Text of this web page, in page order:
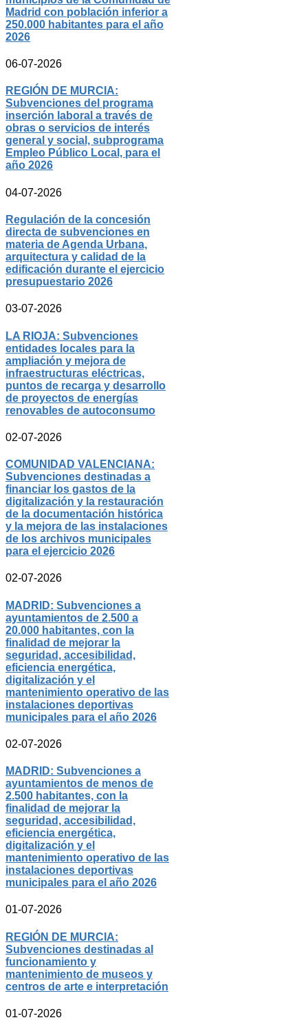
Madrid con población inferior a
250.000 habitantes para el año
2026
06-07-2026
REGIÓN DE MURCIA:
Subvenciones del programa
inserción laboral a través de
obras o servicios de interés
general y social, subprograma
Empleo Público Local, para el
año 2026
04-07-2026
Regulación de la concesión
directa de subvenciones en
materia de Agenda Urbana,
arquitectura y calidad de la
edificación durante el ejercicio
presupuestario 2026
03-07-2026
LA RIOJA: Subvenciones
entidades locales para la
ampliación y mejora de
infraestructuras eléctricas,
puntos de recarga y desarrollo
de proyectos de energías
renovables de autoconsumo
02-07-2026
COMUNIDAD VALENCIANA:
Subvenciones destinadas a
financiar los gastos de la
digitalización y la restauración
de la documentación histórica
y la mejora de las instalaciones
de los archivos municipales
para el ejercicio 2026
02-07-2026
MADRID: Subvenciones a
ayuntamientos de 2.500 a
20.000 habitantes, con la
finalidad de mejorar la
seguridad, accesibilidad,
eficiencia energética,
digitalización y el
mantenimiento operativo de las
instalaciones deportivas
municipales para el año 2026
02-07-2026
MADRID: Subvenciones a
ayuntamientos de menos de
2.500 habitantes, con la
finalidad de mejorar la
seguridad, accesibilidad,
eficiencia energética,
digitalización y el
mantenimiento operativo de las
instalaciones deportivas
municipales para el año 2026
01-07-2026
REGIÓN DE MURCIA:
Subvenciones destinadas al
funcionamiento y
mantenimiento de museos y
centros de arte e interpretación
01-07-2026